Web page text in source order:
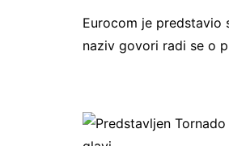
Eurocom je predstavio
naziv govori radi se o